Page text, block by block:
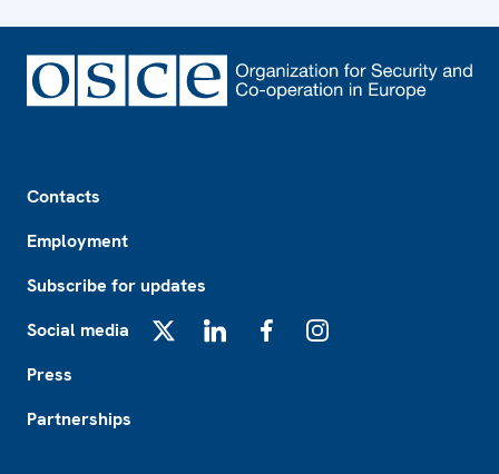
Contacts
Employment
Subscribe for updates
Social media
Press
Partnerships